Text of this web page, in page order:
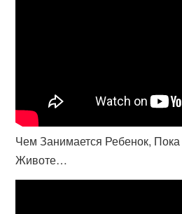
Чем Занимается Ребенок,
Животе…